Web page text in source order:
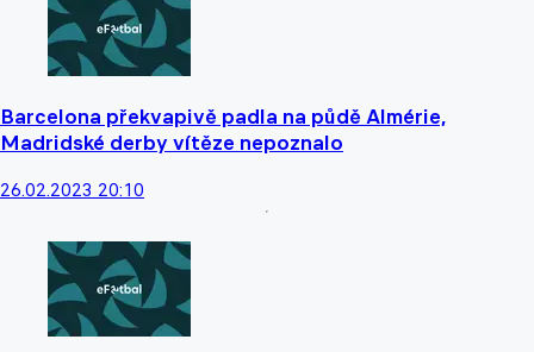
Barcelona překvapivě padla na půdě Almérie,
Madridské derby vítěze nepoznalo
26.02.2023 20:10